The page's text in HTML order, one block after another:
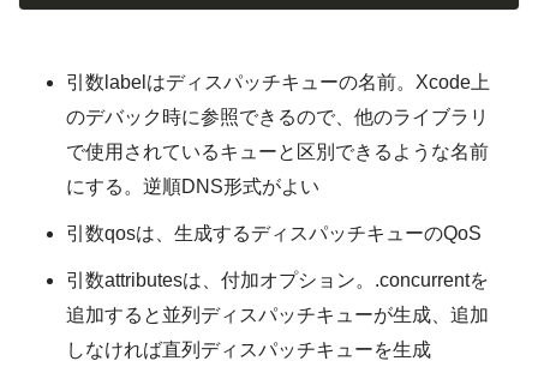
引数labelはディスパッチキューの名前。Xcode上
のデバック時に参照できるので、他のライブラリ
で使用されているキューと区別できるような名前
にする。逆順DNS形式がよい
引数qosは、生成するディスパッチキューのQoS
引数attributesは、付加オプション。.concurrentを
追加すると並列ディスパッチキューが生成、追加
しなければ直列ディスパッチキューを生成